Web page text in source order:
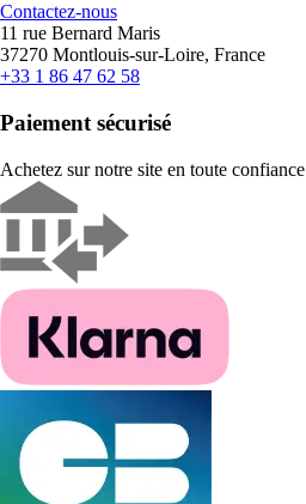
Contactez-nous
11 rue Bernard Maris
37270 Montlouis-sur-Loire, France
+33 1 86 47 62 58
Paiement sécurisé
Achetez sur notre site en toute confiance